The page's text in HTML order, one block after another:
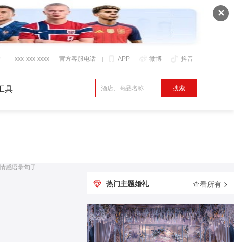
✕
APP 微博 抖音
xxx-xxx-xxxx 官方客服电话
具
情感语录句子
热门主题婚礼 查看所有